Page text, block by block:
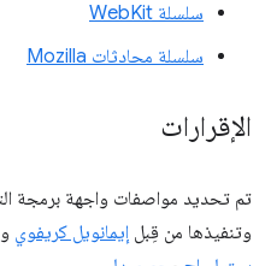
سلسلة WebKit
سلسلة محادثات Mozilla
الإقرارات
وتنفيذها من قِبل إيمانويل كريفوي و